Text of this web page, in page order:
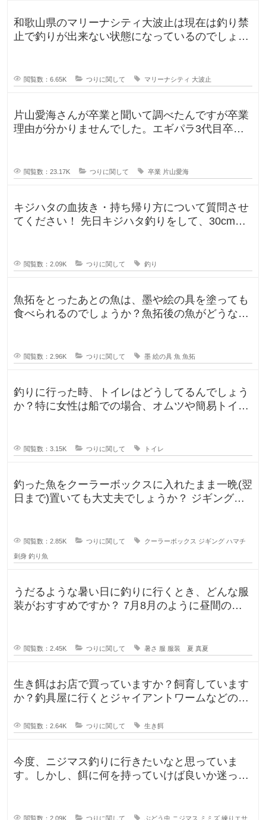
当
な
数
和歌山県のマリーナシティ大波止は現在は釣り禁
止で釣りが出来ない状態になっているのでしょう
閲覧数：6.65K つりに関して マリーナシティ 大波止
片山愛海さんが卒業と聞いて調べたんですが卒業
理由が分かりませんでした。エギパラ3代目卒業
閲覧数：23.17K つりに関して 卒業 片山愛海
キジハタの血抜き・持ち帰り方について質問させ
てください！ 先日キジハタ釣りをして、30cm台
閲覧数：2.09K つりに関して 釣り
魚拓をとったあとの魚は、墨や絵の具を塗っても
食べられるのでしょうか？魚拓後の魚がどうなる
閲覧数：2.96K つりに関して 墨 絵の具 魚 魚拓
釣りに行った時、トイレはどうしてるんでしょう
か？特に女性は船での場合、オムツや簡易トイレ
閲覧数：3.15K つりに関して トイレ
釣った魚をクーラーボックスに入れたまま一晩(翌
日まで)置いても大丈夫でしょうか？ ジギングに
閲覧数：2.85K つりに関して クーラーボックス ジギング ハマチ
刺身 釣り魚
うだるような暑い日に釣りに行くとき、どんな服
装がおすすめですか？ 7月8月のように昼間の気
閲覧数：2.45K つりに関して 暑さ 服 服装 夏 真夏
生き餌はお店で買っていますか？飼育しています
か？釣具屋に行くとジャイアントワームなどの生
閲覧数：2.64K つりに関して 生き餌
今度、ニジマス釣りに行きたいなと思っていま
す。しかし、餌に何を持っていけば良いか迷って
閲覧数：2.09K つりに関して ぶどう虫 ニジマス ミミズ 練りエサ